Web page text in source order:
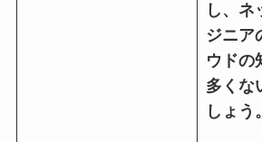
し、ネ
ジニア
ウドの
多くな
しょう。